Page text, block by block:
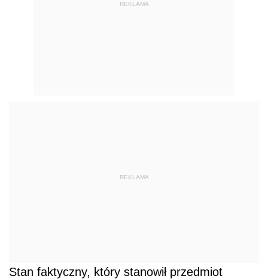
REKLAMA
REKLAMA
Stan faktyczny, który stanowił przedmiot